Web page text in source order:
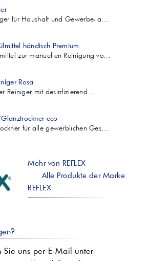
für Haushalt und Gewerbe, a…
händisch Premium
zur manuellen Reinigung vo…
Rosa
Reiniger mit desinfizierend…
Glanztrockner eco
für alle gewerblichen Ges…
Mehr von REFLEX
Alle Produkte der Marke
REFLEX
Sie uns per E-Mail unter